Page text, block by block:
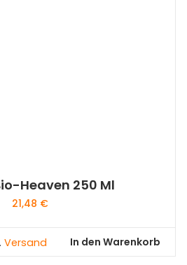
Heaven 250 Ml
21,48 €
Versand In den Warenkorb